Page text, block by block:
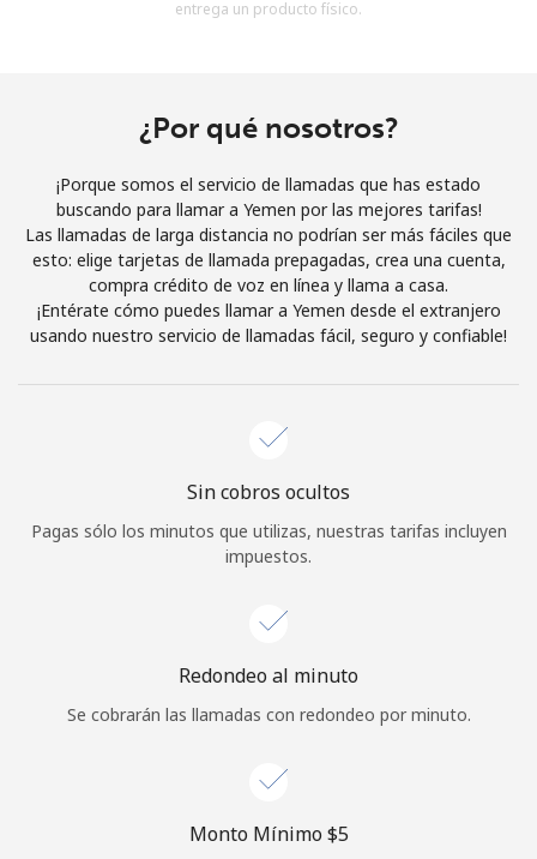
Al abrir una cuenta en este sitio web, estoy de acuerdo con
Términos y condiciones.
Únete
¡Hola!
Iniciar Sesión
Continuar con
entrega un producto físico.
¿Por qué nosotros?
¡Porque somos el servicio de llamadas que has estado
buscando para llamar a Yemen por las mejores tarifas!
Las llamadas de larga distancia no podrían ser más fáciles que
esto: elige tarjetas de llamada prepagadas, crea una cuenta,
compra crédito de voz en línea y llama a casa.
¡Entérate cómo puedes llamar a Yemen desde el extranjero
usando nuestro servicio de llamadas fácil, seguro y confiable!
Sin cobros ocultos
Pagas sólo los minutos que utilizas, nuestras tarifas incluyen
impuestos.
Redondeo al minuto
Se cobrarán las llamadas con redondeo por minuto.
Monto Mínimo ⁦$5⁩